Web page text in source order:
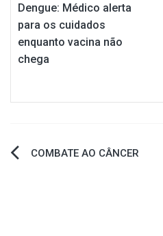
Dengue: Médico alerta
para os cuidados
enquanto vacina não
chega
Navegação
COMBATE AO CÂNCER